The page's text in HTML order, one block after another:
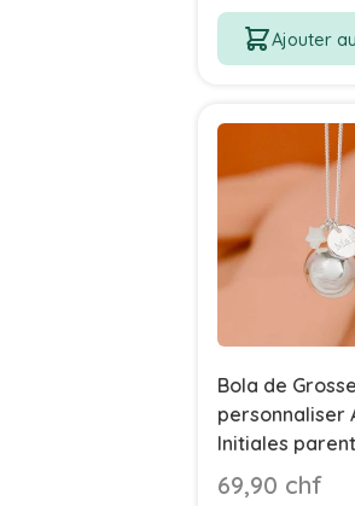
Ajouter
Bola de
personnaliser
Initiales
Agathe argent
69,90 chf